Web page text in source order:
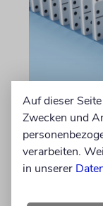
An die
Was
Auf dieser
Zwecken und
verarbeiten.
in unserer